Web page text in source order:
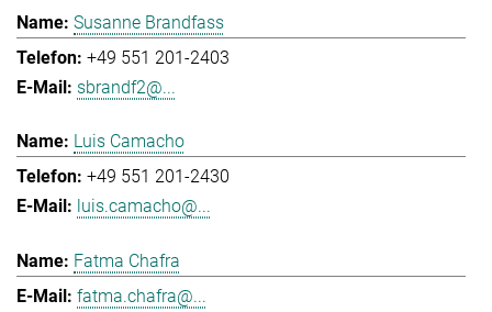
Susanne Brandfass
+49 551 201-2403
sbrandf2@...
Luis Camacho
+49 551 201-2430
luis.camacho@...
Fatma Chafra
fatma.chafra@...